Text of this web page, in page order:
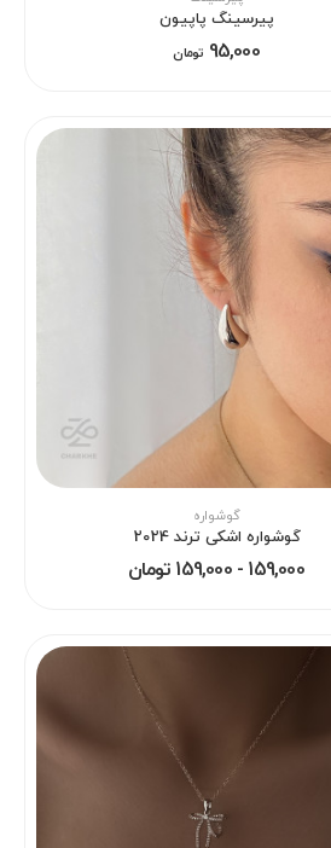
پیرسینگ پاپیون
95,000 تومان
گوشواره
گوشواره اشکی ترند 2024
159,000 - 159,000 تومان